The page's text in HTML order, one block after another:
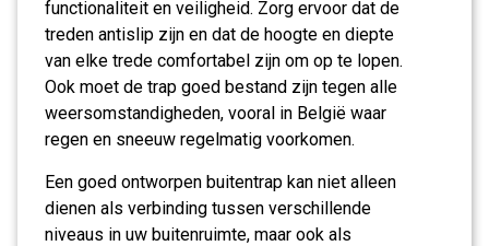
functionaliteit en veiligheid. Zorg ervoor dat de
treden antislip zijn en dat de hoogte en diepte
van elke trede comfortabel zijn om op te lopen.
Ook moet de trap goed bestand zijn tegen alle
weersomstandigheden, vooral in België waar
regen en sneeuw regelmatig voorkomen.
Een goed ontworpen buitentrap kan niet alleen
dienen als verbinding tussen verschillende
niveaus in uw buitenruimte, maar ook als